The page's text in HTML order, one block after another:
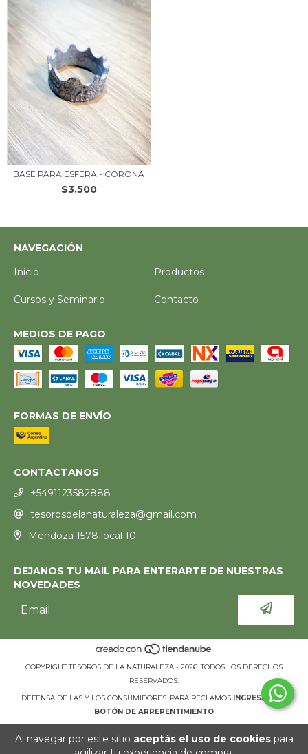
Al navegar por este sitio aceptás el uso de cookiespara
BASE PARA ESFERA - CORONA
$3.500
NAVEGACIÓN
Inicio
Productos
Cursos y Seminario Contacto
MEDIOS DE PAGO
FORMAS DE ENVÍO
CONTACTANOS
+5491123582888
tesorosdelanaturaleza@gmail.com
Mendoza 1578 local 10
DEJANOS TU MAIL PARA ENTERARTE DE NUESTRAS
NOVEDADES
COPYRIGHT TESOROS DE LA NATURALEZA - 2026. TODOS LOS DERECHOS
RESERVADOS.
DEFENSA DE LAS Y LOS CONSUMIDORES. PARA RECLAMOS INGRESÁ ACÁ.
BOTÓN DE ARREPENTIMIENTO